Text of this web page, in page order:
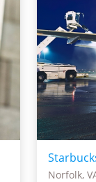
Norfolk,